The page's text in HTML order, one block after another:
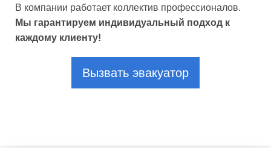
В компании работает коллектив профессионалов.
Мы гарантируем индивидуальный подход к
каждому клиенту!
Вызвать эвакуатор